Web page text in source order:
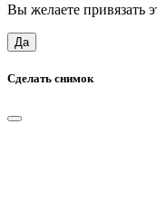
Вы желаете привязать
Да
Сделать снимок